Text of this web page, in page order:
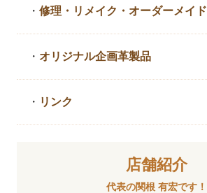
・修理・リメイク・ オーダーメイド
・ オリジナル企画革製品
・ リンク
店舗紹介
代表の関根 有宏です！